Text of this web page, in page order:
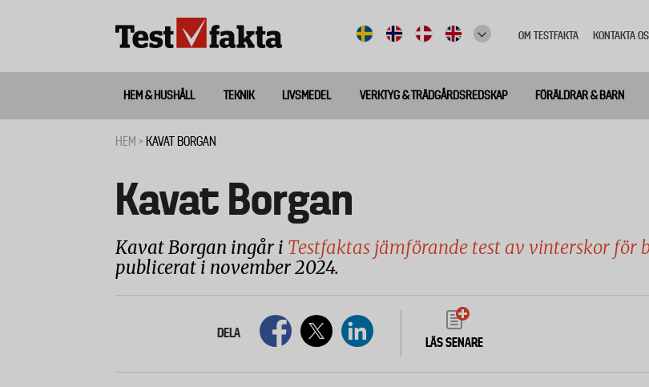
meny
OM TESTFAKTA KONTAKTA
Huvudmeny
ny
HEM & HUSHÅLL TEKNIK LIVSMEDEL VERKTYG & TRÄDGÅRDSREDSKAP FÖRÄLDRAR & BARN
HEM KAVAT BORGAN
Kavat Borgan
Kavat Borgan ingår i Testfaktas jämförande test av vinterskor för
publicerat i november 2024.
DELA
LÄS SENARE